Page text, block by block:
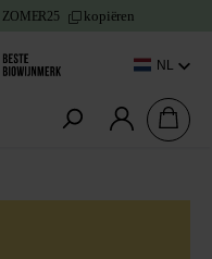
ZOMER25 kopiëren
NL